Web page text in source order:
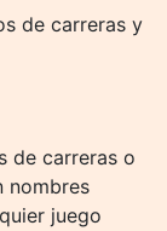
de carreras y
de carreras o
nombres
juego